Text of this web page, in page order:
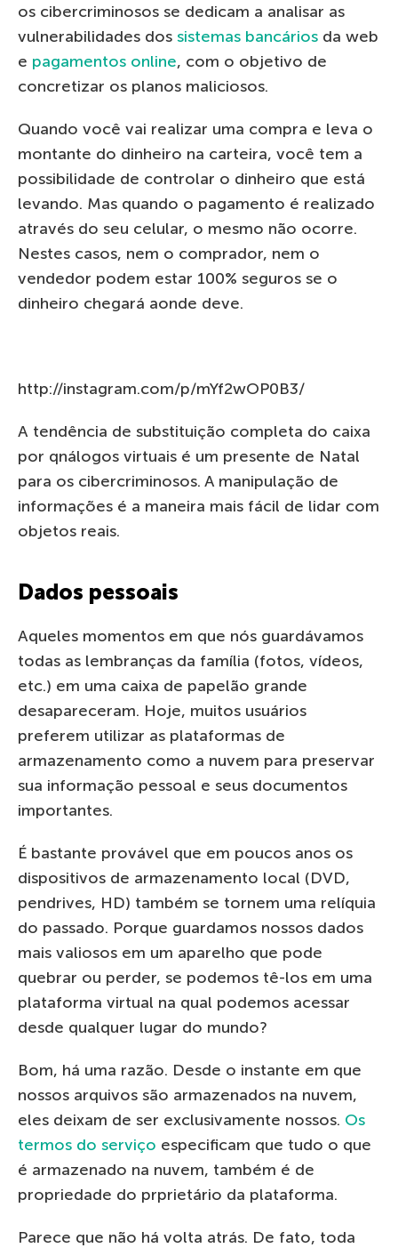
os cibercriminosos se dedicam a analisar as
vulnerabilidades dos sistemas bancários da web
e pagamentos online, com o objetivo de
concretizar os planos maliciosos.
Quando você vai realizar uma compra e leva o
montante do dinheiro na carteira, você tem a
possibilidade de controlar o dinheiro que está
levando. Mas quando o pagamento é realizado
através do seu celular, o mesmo não ocorre.
Nestes casos, nem o comprador, nem o
vendedor podem estar 100% seguros se o
dinheiro chegará aonde deve.
http://instagram.com/p/mYf2wOP0B3/
A tendência de substituição completa do caixa
por qnálogos virtuais é um presente de Natal
para os cibercriminosos. A manipulação de
informações é a maneira mais fácil de lidar com
objetos reais.
Dados pessoais
Aqueles momentos em que nós guardávamos
todas as lembranças da família (fotos, vídeos,
etc.) em uma caixa de papelão grande
desapareceram. Hoje, muitos usuários
preferem utilizar as plataformas de
armazenamento como a nuvem para preservar
sua informação pessoal e seus documentos
importantes.
É bastante provável que em poucos anos os
dispositivos de armazenamento local (DVD,
pendrives, HD) também se tornem uma relíquia
do passado. Porque guardamos nossos dados
mais valiosos em um aparelho que pode
quebrar ou perder, se podemos tê-los em uma
plataforma virtual na qual podemos acessar
desde qualquer lugar do mundo?
Bom, há uma razão. Desde o instante em que
nossos arquivos são armazenados na nuvem,
eles deixam de ser exclusivamente nossos. Os
termos do serviço especificam que tudo o que
é armazenado na nuvem, também é de
propriedade do prprietário da plataforma.
Parece que não há volta atrás. De fato, toda